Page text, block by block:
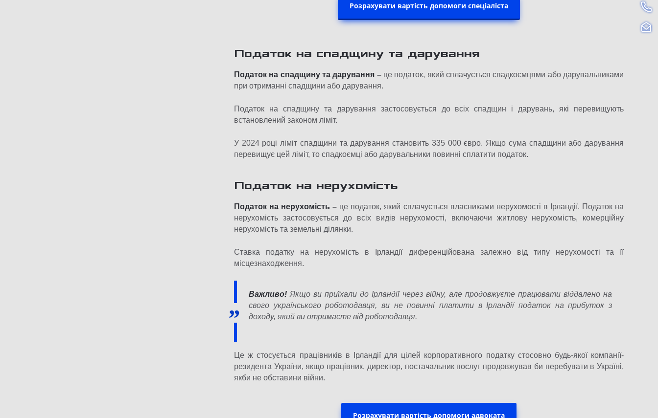
Розрахувати вартість допомоги спеціаліста
Податок на спадщину та дарування
Податок на спадщину та дарування –це податок, який сплачується спадкоємцями або дарувальниками
при отриманні спадщини або дарування.
Податок на спадщину та дарування застосовується до всіх спадщин і дарувань, які перевищують
встановлений законом ліміт.
У 2024 році ліміт спадщини та дарування становить 335 000 євро. Якщо сума спадщини або дарування
перевищує цей ліміт, то спадкоємці або дарувальники повинні сплатити податок.
Податок на нерухомість
Податок на нерухомість – це податок, який сплачується власниками нерухомості в Ірландії. Податок на
нерухомість застосовується до всіх видів нерухомості, включаючи житлову нерухомість, комерційну
нерухомість та земельні ділянки.
Ставка податку на нерухомість в Ірландії диференційована залежно від типу нерухомості та її
місцезнаходження.
Важливо! Якщо ви приїхали до Ірландії через війну, але продовжуєте працювати віддалено на
свого українського роботодавця, ви не повинні платити в Ірландії податок на прибуток з
доходу, який ви отримаєте від роботодавця.
Це ж стосується працівників в Ірландії для цілей корпоративного податку стосовно будь-якої компанії-
резидента України, якщо працівник, директор, постачальник послуг продовжував би перебувати в Україні,
якби не обставини війни.
Розрахувати вартість допомоги адвоката